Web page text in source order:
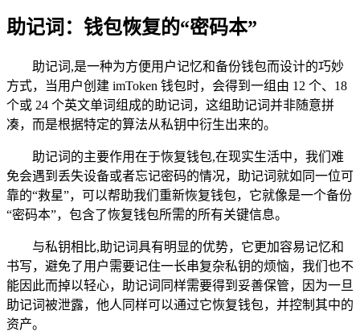
助记词：钱包恢复的“密码本”
助记词,是一种为方便用户记忆和备份钱包而设计的巧妙
方式，当用户创建 imToken 钱包时，会得到一组由 12 个、18
个或 24 个英文单词组成的助记词，这组助记词并非随意拼
凑，而是根据特定的算法从私钥中衍生出来的。
助记词的主要作用在于恢复钱包,在现实生活中，我们难
免会遇到丢失设备或者忘记密码的情况，助记词就如同一位可
靠的“救星”，可以帮助我们重新恢复钱包，它就像是一个备份
“密码本”，包含了恢复钱包所需的所有关键信息。
与私钥相比,助记词具有明显的优势，它更加容易记忆和
书写，避免了用户需要记住一长串复杂私钥的烦恼，我们也不
能因此而掉以轻心，助记词同样需要得到妥善保管，因为一旦
助记词被泄露，他人同样可以通过它恢复钱包，并控制其中的
资产。